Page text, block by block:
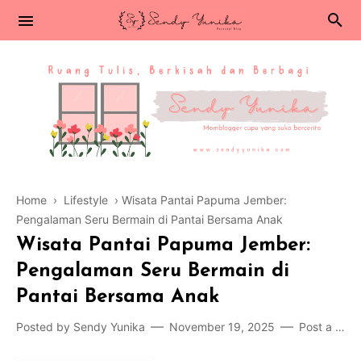
Home › Lifestyle › Wisata Pantai Papuma Jember:
Pengalaman Seru Bermain di Pantai Bersama Anak
Wisata Pantai Papuma Jember:
Pengalaman Seru Bermain di
Pantai Bersama Anak
Posted by Sendy Yunika November 19, 2025 Post a Comment